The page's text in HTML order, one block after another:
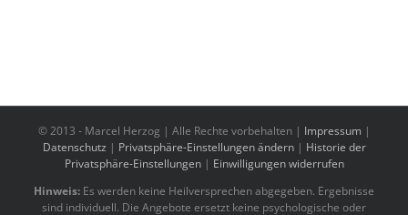
© 2013 - Marcel Herzog | Alle Rechte vorbehalten | Impressum |
Datenschutz | Privatsphäre-Einstellungen ändern| Historie der
Privatsphäre-Einstellungen| Einwilligungen widerrufen
Hinweis: Es werden keine Heilversprechen abgegeben. Ergebnisse
sind individuell. Die Angebote ersetzt keine psychologische oder